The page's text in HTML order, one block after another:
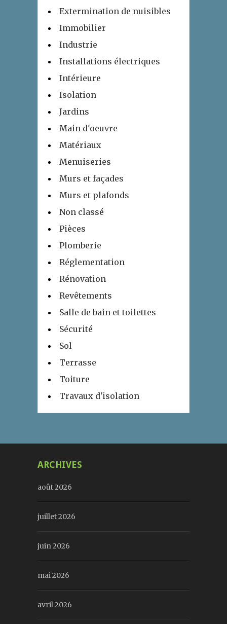
Extermination de nuisibles
Immobilier
Industrie
Installations électriques
Intérieure
Isolation
Jardins
Main d'oeuvre
Matériaux
Menuiseries
Murs et façades
Murs et plafonds
Non classé
Pièces
Plomberie
Réglementation
Rénovation
Revêtements
Salle de bain et toilettes
Sécurité
Sol
Terrasse
Toiture
Travaux d'isolation
ARCHIVES
août 2026
juillet 2026
juin 2026
mai 2026
avril 2026